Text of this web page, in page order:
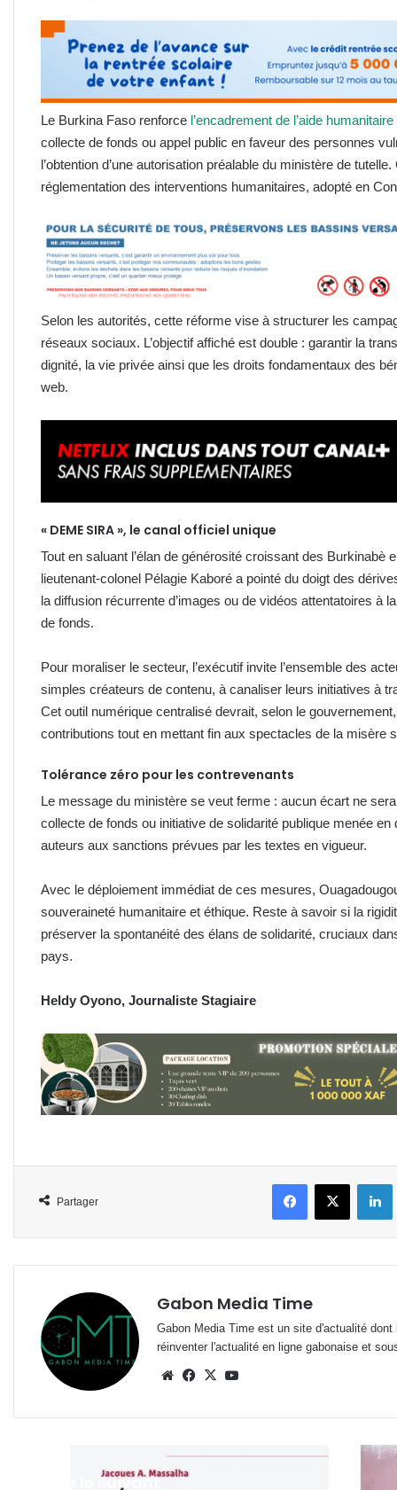
Le Burkina Faso renforce l’encadrement de l’aide
collecte de fonds ou appel public en faveur des personnes
l’obtention d’une autorisation préalable du ministère de
réglementation des interventions humanitaires, adopté en
Selon les autorités, cette réforme vise à structurer les
réseaux sociaux. L’objectif affiché est double : garantir la
dignité, la vie privée ainsi que les droits fondamentaux des
web.
« DEME SIRA », le canal officiel unique
Tout en saluant l’élan de générosité croissant des
lieutenant-colonel Pélagie Kaboré a pointé du doigt des
la diffusion récurrente d’images ou de vidéos attentatoires à
de fonds.
Pour moraliser le secteur, l’exécutif invite l’ensemble des
simples créateurs de contenu, à canaliser leurs initiatives à
Cet outil numérique centralisé devrait, selon le
contributions tout en mettant fin aux spectacles de la misère
Tolérance zéro pour les contrevenants
Le message du ministère se veut ferme : aucun écart ne
collecte de fonds ou initiative de solidarité publique menée
auteurs aux sanctions prévues par les textes en vigueur.
Avec le déploiement immédiat de ces mesures,
souveraineté humanitaire et éthique. Reste à savoir si la
préserver la spontanéité des élans de solidarité, cruciaux
pays.
Heldy Oyono, Journaliste Stagiaire
Partager
FacebookX
Gabon Media Time
Gabon Media Time est un site d'actualité
réinventer l'actualité en ligne gabonaise et
WebsiteFacebook
X
Lire le suivant